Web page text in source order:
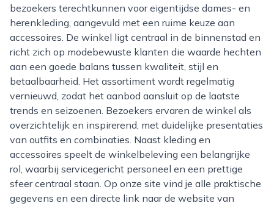
bezoekers terechtkunnen voor eigentijdse dames- en
herenkleding, aangevuld met een ruime keuze aan
accessoires. De winkel ligt centraal in de binnenstad en
richt zich op modebewuste klanten die waarde hechten
aan een goede balans tussen kwaliteit, stijl en
betaalbaarheid. Het assortiment wordt regelmatig
vernieuwd, zodat het aanbod aansluit op de laatste
trends en seizoenen. Bezoekers ervaren de winkel als
overzichtelijk en inspirerend, met duidelijke presentaties
van outfits en combinaties. Naast kleding en
accessoires speelt de winkelbeleving een belangrijke
rol, waarbij servicegericht personeel en een prettige
sfeer centraal staan. Op onze site vind je alle praktische
gegevens en een directe link naar de website van